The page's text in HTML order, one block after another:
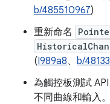
b/485510967)
重新命名
(I989a8、 b/
為觸控板測試
不同曲線和輸入